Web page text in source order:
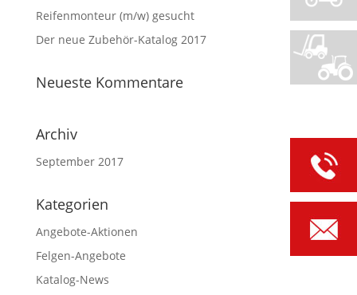
Reifenmonteur (m/w) gesucht
Der neue Zubehör-Katalog 2017
Neueste Kommentare
Archiv
September 2017
Kategorien
Angebote-Aktionen
Felgen-Angebote
Katalog-News